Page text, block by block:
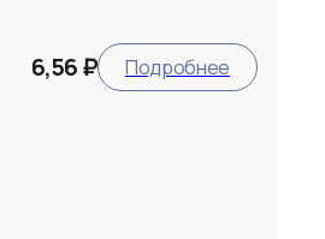
6,56 ₽ Подробнее